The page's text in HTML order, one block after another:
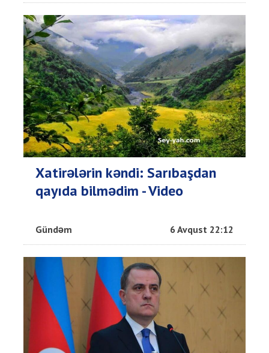
Xatirələrin kəndi: Sarıbaşdan
qayıda bilmədim - Video
Gündəm 6 Avqust 22:12